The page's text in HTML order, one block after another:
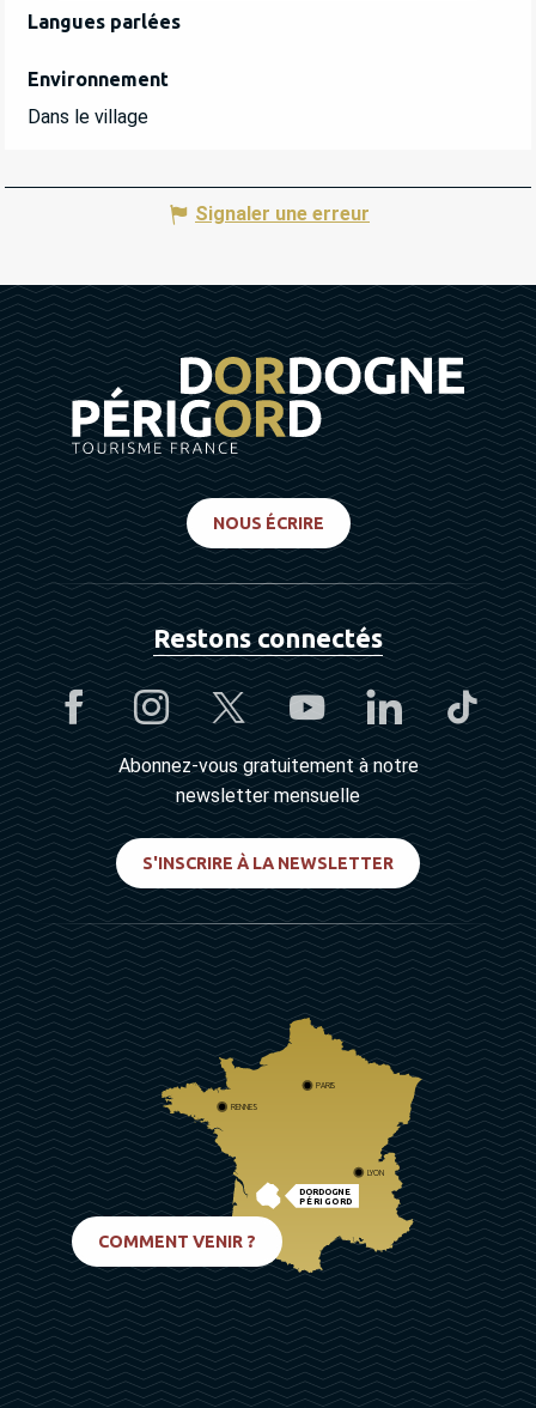
Langues parlées
Langues parlées
Environnement
Environnement
Dans le village
Signaler une erreur
NOUS ÉCRIRE
Restons connectés
Abonnez-vous gratuitement à notre
newsletter mensuelle
S'INSCRIRE À LA NEWSLETTER
DORDOGNE
PÉRIGORD
PARIS
RENNES
LYON
COMMENT VENIR ?